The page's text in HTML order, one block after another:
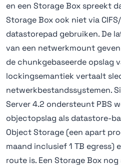
en een Storage Box spreekt
Storage Box ook niet via
datastorepad gebruiken. De
van een netwerkmount
de chunkgebaseerde opslag
lockingsemantiek vertaalt
netwerkbestandssystemen.
Server 4.2 ondersteunt PBS
objectopslag als datastore-
Object Storage (een apart
maand inclusief 1 TB egress)
route is. Een Storage Box